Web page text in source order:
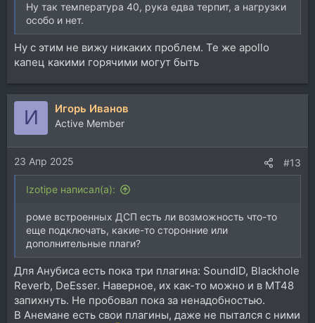
Ну так температура 40, рука едва терпит, а нагрузки
особо и нет.
Ну с этим не вижу никаких проблем. Те же apollo
капец какими горячими могут быть
И Игорь Иванов
Active Member
23 Апр 2025 #13
Izotipe написал(а):
роме встроенных ДСП есть ли возможность что-то
еще подключать, какие-то сторонние или
дополнительные плаги?
Для Анубиса есть пока три плагина: SoundID, Blackhole
Reverb, DeEsser. Наверное, их как-то можно и в МТ48
запихнуть. Не пробовал пока за ненадобностью.
В Анемане есть свои плагины, даже не пытался с ними